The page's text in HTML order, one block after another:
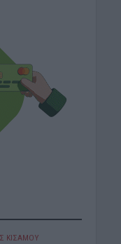
ΚΙΣΆΜΟΥ